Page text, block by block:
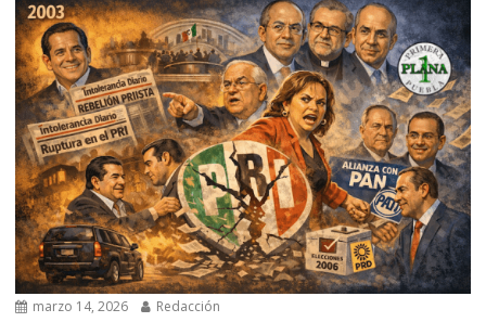
marzo 14, 2026 Redacción